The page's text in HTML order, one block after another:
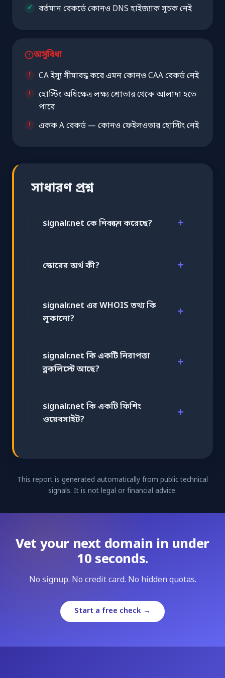
বর্তমান রেকর্ডে কোনও DNS হাইজ্যাক সূচক নেই
অসুবিধা
CA ইস্যু সীমাবদ্ধ করে এমন কোনও CAA রেকর্ড নেই
হোস্টিং অধিক্ষেত্র লক্ষ্য শ্রোতার থেকে আলাদা হতে
পারে
একক A রেকর্ড — কোনও ফেইলওভার হোস্টিং নেই
সাধারণ প্রশ্ন
signalr.net কে নিবন্ধন করেছে?
স্কোরের অর্থ কী?
signalr.net এর WHOIS তথ্য কি
লুকানো?
signalr.net কি একটি নিরাপত্তা
ব্লকলিস্টে আছে?
signalr.net কি একটি ফিশিং
ওয়েবসাইট?
This report is generated automatically from public technical
signals. It is not legal or financial advice.
Vet your next domain in under
10 seconds.
No signup. No credit card. No hidden quotas.
Start a free check →